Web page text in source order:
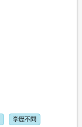
学歴不問